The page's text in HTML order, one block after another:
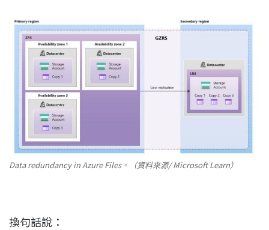
Data redundancy in Azure Files。（資料來源/ Microsoft Learn）
換句話說：